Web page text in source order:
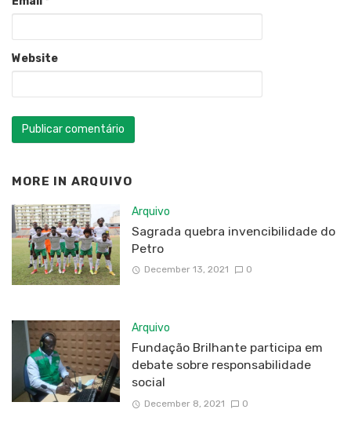
Website
MORE IN ARQUIVO
Arquivo
Sagrada quebra invencibilidade do
Petro
December 13, 2021 0
Arquivo
Fundação Brilhante participa em
debate sobre responsabilidade
social
December 8, 2021 0